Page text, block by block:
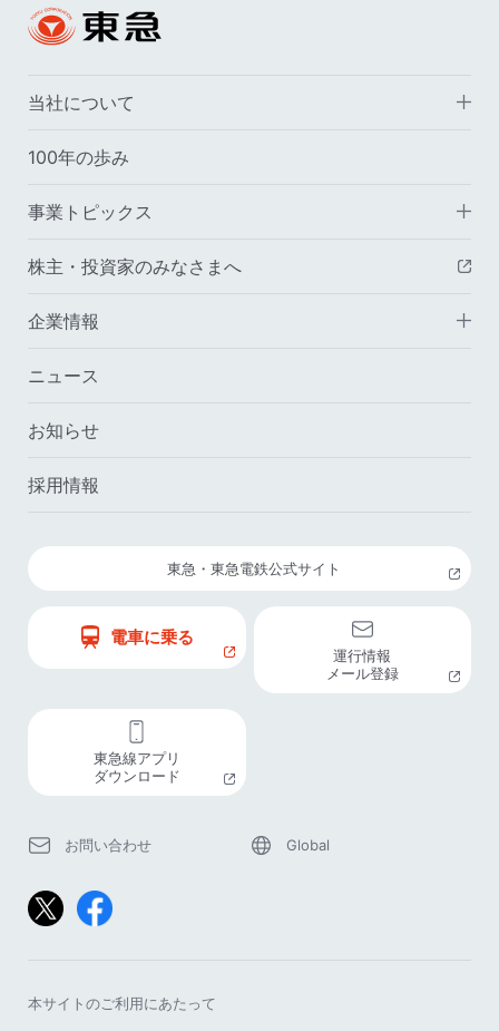
当社について
100年の歩み
事業トピックス
株主・投資家のみなさまへ
企業情報
ニュース
お知らせ
採用情報
東急・東急電鉄公式サイト
電車に乗る
運行情報
メール登録
東急線アプリ
ダウンロード
お問い合わせ Global
本サイトのご利用にあたって